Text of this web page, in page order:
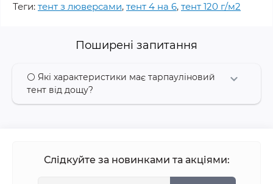
Теги: тент з люверсами, тент 4 на 6, тент 120 г/м2
Поширені запитання
⚪ Які характеристики має тарпауліновий
тент від дощу?
Слідкуйте за новинками та акціями: